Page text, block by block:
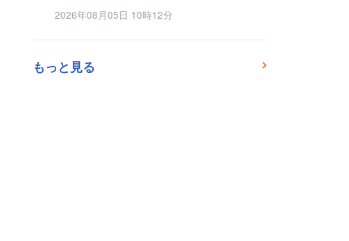
2026年08月05日 10時12分
もっと見る